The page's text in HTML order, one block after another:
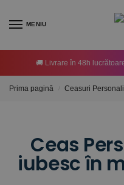
MENIU
🚚 Livrare în 48h
Prima pagină Ceasuri
Ceas
iubesc în